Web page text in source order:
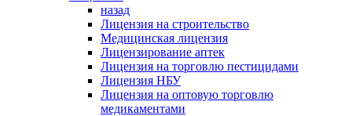
назад
Лицензия на строительство
Медицинская лицензия
Лицензирование аптек
Лицензия на торговлю пестицидами
Лицензия НБУ
Лицензия на оптовую торговлю
медикаментами